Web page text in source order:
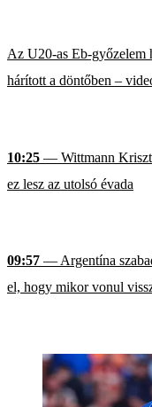
Az U20-as Eb-győzelem
hárított a döntőben –
10:25 — Wittmann
ez lesz az utolsó évada
09:57 — Argentína
el, hogy mikor vonul